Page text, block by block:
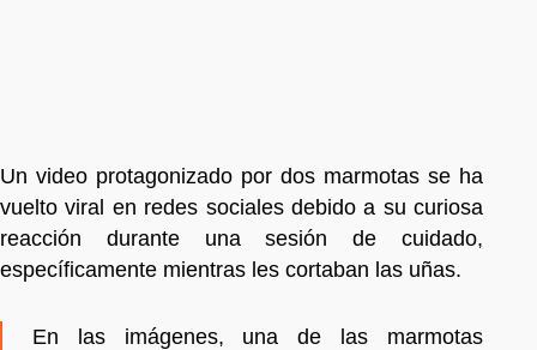
Un video protagonizado por dos marmotas se ha
vuelto viral en redes sociales debido a su curiosa
reacción durante una sesión de cuidado,
específicamente mientras les cortaban las uñas.
En las imágenes, una de las marmotas